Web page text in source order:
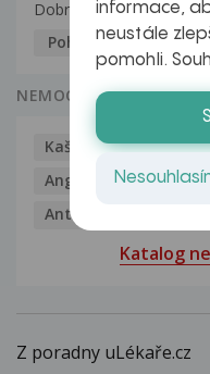
Dobrý deň prajem.
Pohlavní nemoci
NEMOCI
Kašel Alergie
Angína
Antihistaminika
Katalog
Z poradny uLékaře.cz
informace,
neustále
pomohli.